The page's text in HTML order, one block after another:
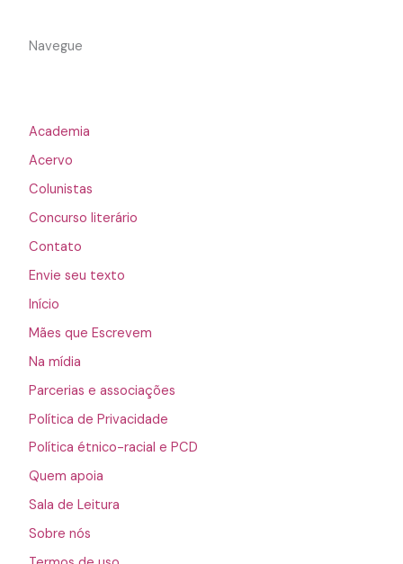
Navegue
Academia
Acervo
Colunistas
Concurso literário
Contato
Envie seu texto
Início
Mães que Escrevem
Na mídia
Parcerias e associações
Política de Privacidade
Política étnico-racial e PCD
Quem apoia
Sala de Leitura
Sobre nós